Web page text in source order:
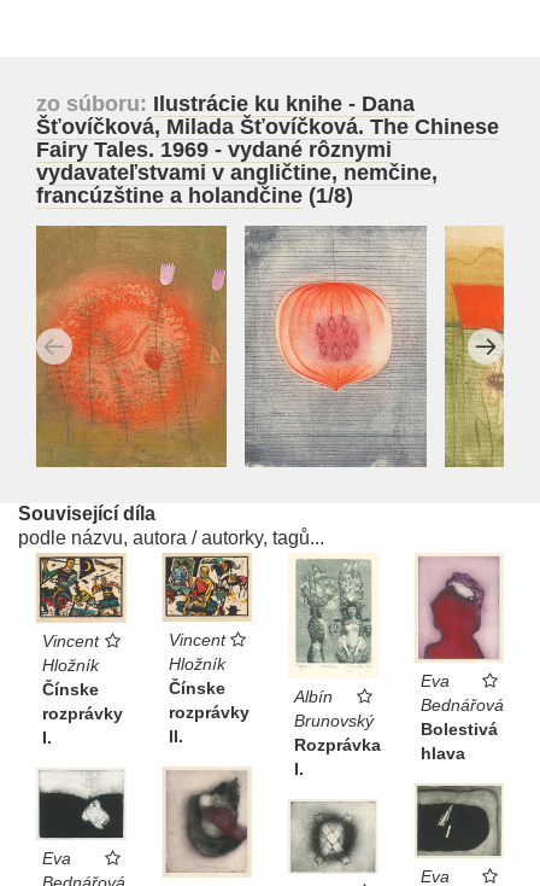
zo súboru: Ilustrácie ku knihe - Dana
Šťovíčková, Milada Šťovíčková. The Chinese
Fairy Tales. 1969 - vydané rôznymi
vydavateľstvami v angličtine, nemčine,
francúzštine a holandčine (1/8)
Související díla
podle názvu, autora / autorky, tagů...
Vincent
Hložník
Čínske
rozprávky
I.
Vincent
Hložník
Čínske
rozprávky
II.
Albín
Brunovský
Rozprávka
I.
Eva
Bednářová
Bolestivá
hlava
Eva
Eva